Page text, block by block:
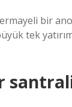
bir
tek